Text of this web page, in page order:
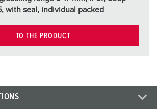
with seal, individual packed
TO THE PRODUCT